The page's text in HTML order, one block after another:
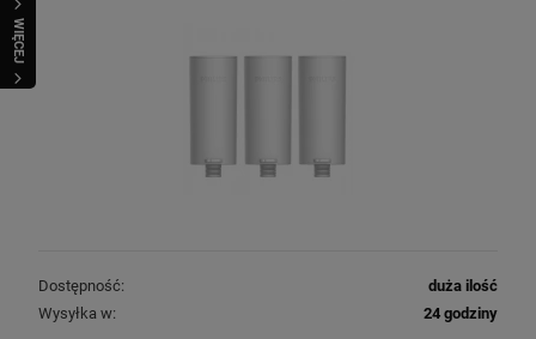
WIĘCEJ
Dostępność:
duża ilość
Wysyłka w:
24 godziny